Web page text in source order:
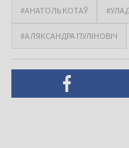
#АНАТОЛЬ КОТАЎ
#АЛЯКСАНДРА ПУЛІНОВІЧ